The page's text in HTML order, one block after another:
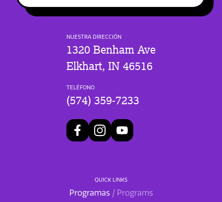
NUESTRA DIRECCIÓN
1320 Benham Ave
Elkhart, IN 46516
TELÉFONO
(574) 359-7233
QUICK LINKS
Programas / Programs